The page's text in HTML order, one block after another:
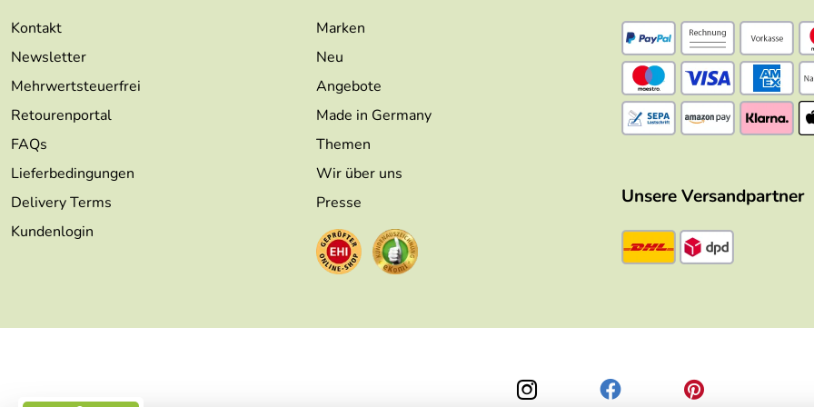
Kontakt
Newsletter
Mehrwertsteuerfrei
Retourenportal
FAQs
Lieferbedingungen
Delivery Terms
Kundenlogin
Marken
Neu
Angebote
Made in Germany
Themen
Wir über uns
Presse
Unsere Versandpartner